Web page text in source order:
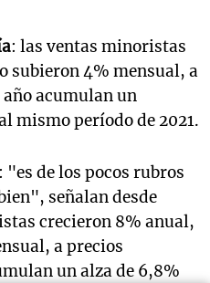
: las ventas minoristas
subieron 4% mensual, a
acumulan un
mismo período de 2021.
: "es de los pocos rubros
señalan desde
crecieron 8% anual,
a precios
un alza de 6,8%